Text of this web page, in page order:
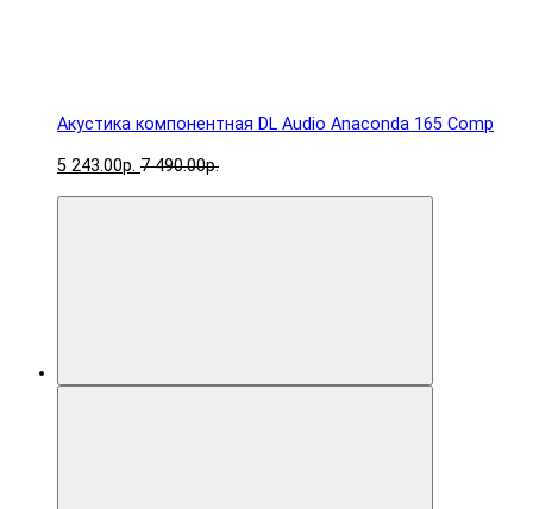
Акустика компонентная DL Audio Anaconda 165 Comp
5 243.00р. 7 490.00р.